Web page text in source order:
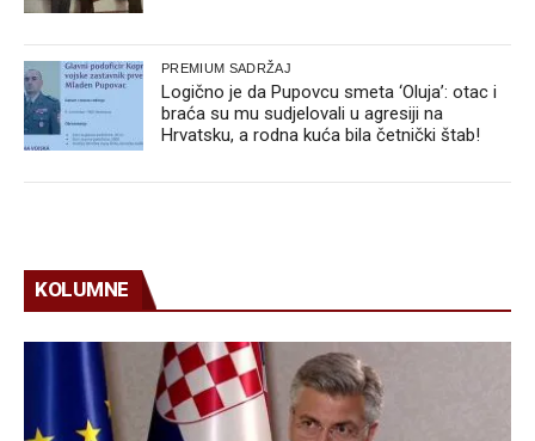
PREMIUM SADRŽAJ
Logično je da Pupovcu smeta ‘Oluja’: otac i
braća su mu sudjelovali u agresiji na
Hrvatsku, a rodna kuća bila četnički štab!
KOLUMNE